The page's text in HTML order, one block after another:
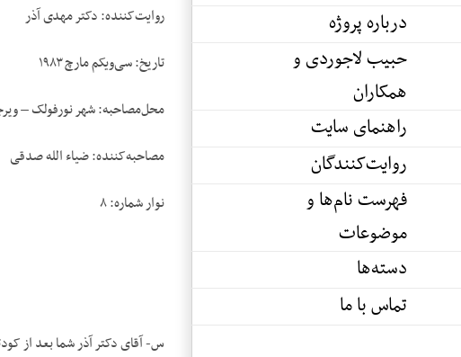
درباره پروژه
حبیب لاجوردی و
همکاران
راهنمای سایت
روایت‌کنندگان
فهرست نام‌ها و
موضوعات
دسته‌ها
تماس با ما
روایت‌کننده: دکتر مهدی آذر
تاریخ: سی‌ویکم مارچ ۱۹۸۳
محل‌مصاحبه: شهر نورفولک –
مصاحبه‌کننده: ضیاء الله صدقی
نوار شماره: ۸
س- آقای دکتر آذر شما بعد از کودتای بیست‌وهشت مرداد تا سال ۱۳۵۷،